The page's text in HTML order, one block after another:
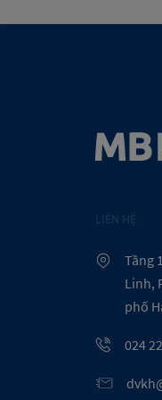
LIÊN HỆ
Tầng
Linh,
phố
024